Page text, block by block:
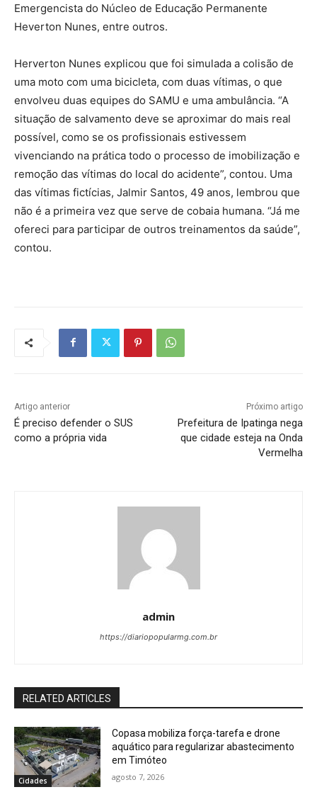
Emergencista do Núcleo de Educação Permanente
Heverton Nunes, entre outros.
Herverton Nunes explicou que foi simulada a colisão de
uma moto com uma bicicleta, com duas vítimas, o que
envolveu duas equipes do SAMU e uma ambulância. “A
situação de salvamento deve se aproximar do mais real
possível, como se os profissionais estivessem
vivenciando na prática todo o processo de imobilização e
remoção das vítimas do local do acidente”, contou. Uma
das vítimas fictícias, Jalmir Santos, 49 anos, lembrou que
não é a primeira vez que serve de cobaia humana. “Já me
ofereci para participar de outros treinamentos da saúde”,
contou.
Artigo anterior
É preciso defender o SUS
como a própria vida
Próximo artigo
Prefeitura de Ipatinga nega
que cidade esteja na Onda
Vermelha
admin
https://diariopopularmg.com.br
RELATED ARTICLES
Cidades
Copasa mobiliza força-tarefa e drone
aquático para regularizar abastecimento
em Timóteo
agosto 7, 2026